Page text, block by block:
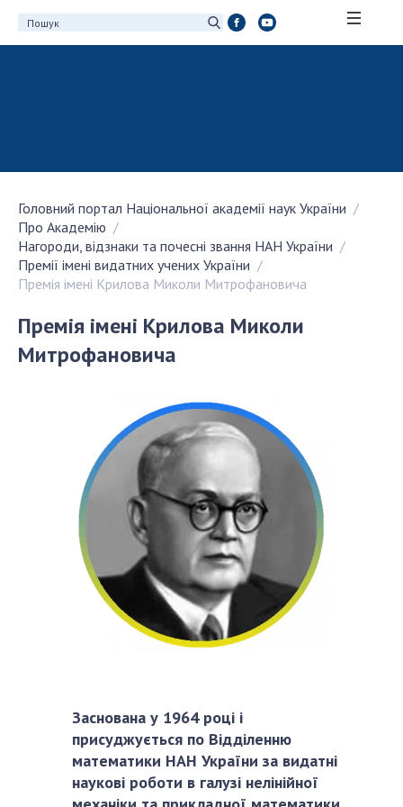
100-річчя Національної академії наук
Нагороди, відзнаки та почесні звання НАН
України
Персональний склад
Благодійний фонд імені Бориса Патона
Концепція розвитку Національної академії
наук України
СТРУКТУРА
Президія НАН України
Апарат Президії
Секція фізико-технічних і математичних
Секція хімічних і біологічних наук
Секція суспільних і гуманітарних наук
Установи при Президії
Громадські організації
Головний портал Національної академії наук України
Про Академію
Нагороди, відзнаки та почесні звання НАН України
Премії імені видатних учених України
Премія імені Крилова Миколи Митрофановича
Премія імені Крилова Миколи
Митрофановича
Заснована у 1964 році і
присуджується по Відділенню
математики НАН України за видатні
наукові роботи в галузі нелінійної